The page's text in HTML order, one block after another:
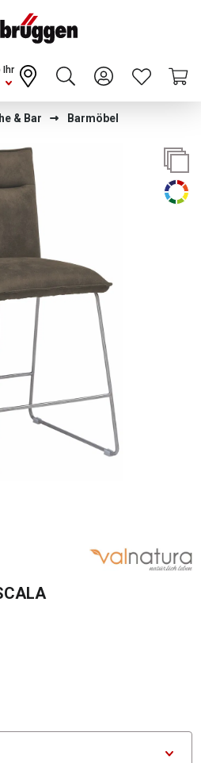
or region to see
and shop online
CONTINUE
Ihr
& Bar Barmöbel
von 0 von 5 Sternen